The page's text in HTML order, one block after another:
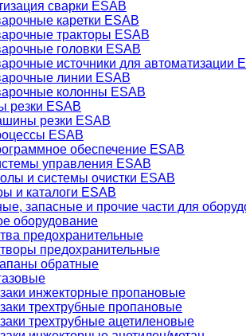
сварки ESAB
каретки ESAB
тракторы ESAB
головки ESAB
источники для автоматизации
линии ESAB
колонны ESAB
резки ESAB
резки ESAB
ESAB
обеспечение ESAB
управления ESAB
и системы очистки ESAB
и каталоги ESAB
запасные и прочие части для
оборудование
предохранительные
предохранительные
обратные
инжекторные пропановые
трехтрубные пропановые
трехтрубные ацетиленовые